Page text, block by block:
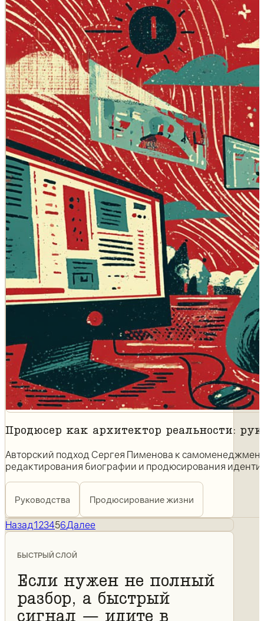
Продюсер как архитектор реальности:
Авторский подход Сергея Пименова к
редактирования биографии и продюсирования
Руководства Продюсирование жизни
Назад123456Далее
БЫСТРЫЙ СЛОЙ
Если нужен не полный
разбор, а быстрый
сигнал — идите в